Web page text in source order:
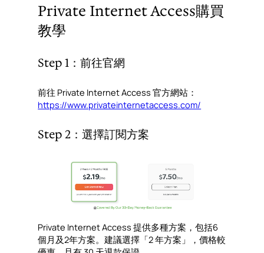
Private Internet Access購買
教學
Step 1：前往官網
前往 Private Internet Access 官方網站：
https://www.privateinternetaccess.com/
Step 2：選擇訂閱方案
Private Internet Access 提供多種方案，包括6
個月及2年方案。建議選擇「2 年方案」，價格較